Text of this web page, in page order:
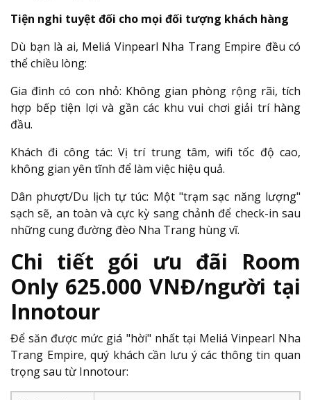
Tiện nghi tuyệt đối cho mọi đối tượng khách hàng
Dù bạn là ai, Meliá Vinpearl Nha Trang Empire đều có
thể chiều lòng:
Gia đình có con nhỏ: Không gian phòng rộng rãi, tích
hợp bếp tiện lợi và gần các khu vui chơi giải trí hàng
đầu.
Khách đi công tác: Vị trí trung tâm, wifi tốc độ cao,
không gian yên tĩnh để làm việc hiệu quả.
Dân phượt/Du lịch tự túc: Một "trạm sạc năng lượng"
sạch sẽ, an toàn và cực kỳ sang chảnh để check-in sau
những cung đường đèo Nha Trang hùng vĩ.
Chi tiết gói ưu đãi Room
Only 625.000 VNĐ/người tại
Innotour
Để săn được mức giá "hời" nhất tại Meliá Vinpearl Nha
Trang Empire, quý khách cần lưu ý các thông tin quan
trọng sau từ Innotour: